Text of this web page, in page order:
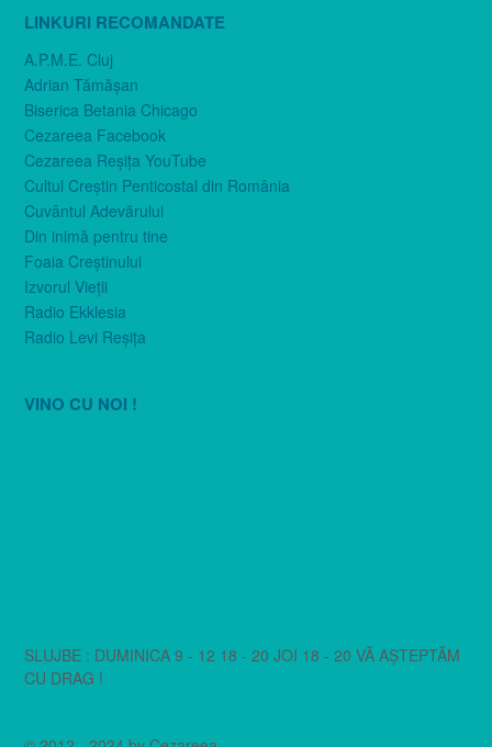
LINKURI RECOMANDATE
A.P.M.E. Cluj
Adrian Tămăşan
Biserica Betania Chicago
Cezareea Facebook
Cezareea Reşiţa YouTube
Cultul Creştin Penticostal din România
Cuvântul Adevărului
Din inimă pentru tine
Foaia Creştinului
Izvorul Vieţii
Radio Ekklesia
Radio Levi Reşiţa
VINO CU NOI !
SLUJBE : DUMINICA 9 - 12 18 - 20 JOI 18 - 20 VĂ AȘTEPTĂM
CU DRAG !